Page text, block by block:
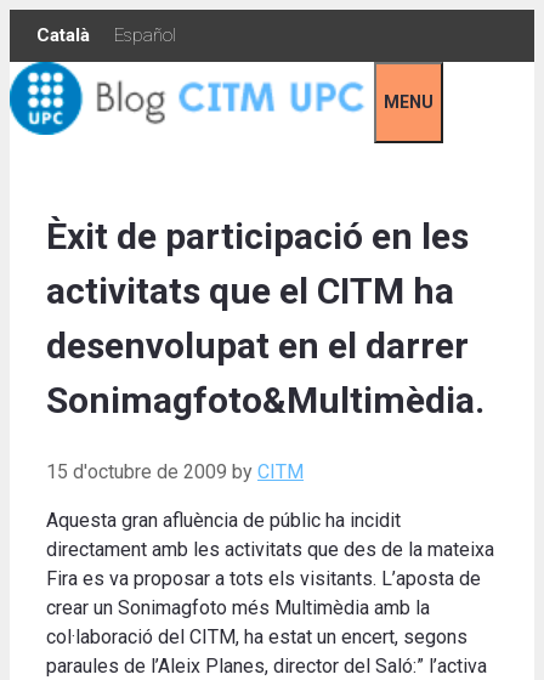
Skip
content
Català Español
MENU
Èxit de participació en les
activitats que el CITM ha
desenvolupat en el darrer
Sonimagfoto&Multimèdia.
15 d'octubre de 2009 by CITM
Aquesta gran afluència de públic ha incidit
directament amb les activitats que des de la mateixa
Fira es va proposar a tots els visitants. L’aposta de
crear un Sonimagfoto més Multimèdia amb la
col·laboració del CITM, ha estat un encert, segons
paraules de l’Aleix Planes, director del Saló:” l’activa